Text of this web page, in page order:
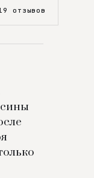
отзывов